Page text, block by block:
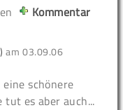
Kommentar
am03.09.06
schönere
tut es aber auch...